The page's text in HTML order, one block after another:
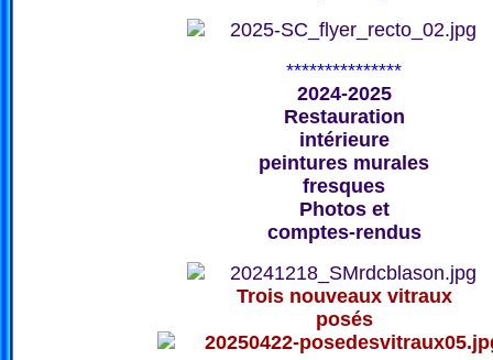
***************
2024-2025
Restauration
intérieure
peintures murales
fresques
Photos et
comptes-rendus
Trois nouveaux vitraux
posés